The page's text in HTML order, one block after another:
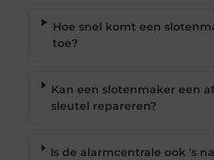
Hoe snel komt een
toe?
Kan een slotenmaker een
sleutel repareren?
Is de alarmcentrale ook 's